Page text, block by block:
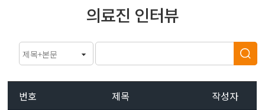
의료진 인터뷰
번호 제목 작성자